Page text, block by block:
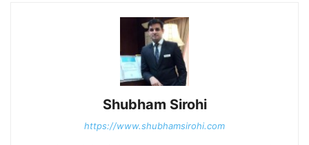
Shubham Sirohi
https://www.shubhamsirohi.com